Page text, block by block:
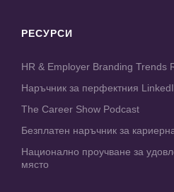
РЕСУРСИ
HR & Employer Branding Trends
Наръчник за перфектния
The Career Show Podcast
Безплатен наръчник за
Национално проучване за
място